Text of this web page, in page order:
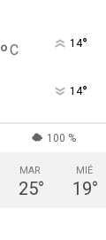
°C 14°
14°
100 %
MAR
25°
MIÉ
19°